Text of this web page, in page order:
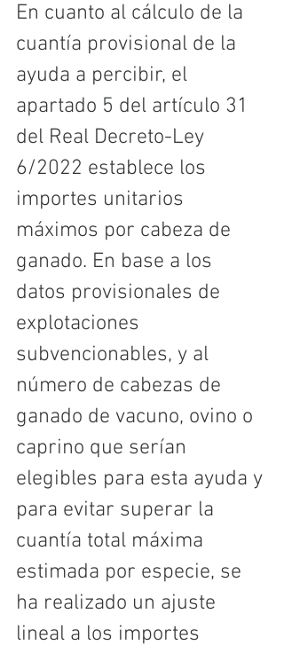
En cuanto al cálculo de la
cuantía provisional de la
ayuda a percibir, el
apartado 5 del artículo 31
del Real Decreto-Ley
6/2022 establece los
importes unitarios
máximos por cabeza de
ganado. En base a los
datos provisionales de
explotaciones
subvencionables, y al
número de cabezas de
ganado de vacuno, ovino o
caprino que serían
elegibles para esta ayuda y
para evitar superar la
cuantía total máxima
estimada por especie, se
ha realizado un ajuste
lineal a los importes